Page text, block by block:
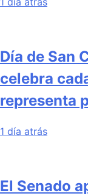
Día de San
celebra
representa
1 día atrás
El Senado